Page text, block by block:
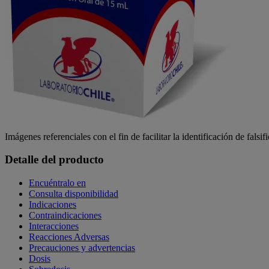
Imágenes referenciales con el fin de facilitar la identificación de
Detalle del producto
Encuéntralo en
Consulta disponibilidad
Indicaciones
Contraindicaciones
Interacciones
Reacciones Adversas
Precauciones y advertencias
Dosis